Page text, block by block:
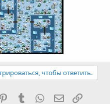
чтобы ответить.
PinterestTumblr WhatsApp
E-mail